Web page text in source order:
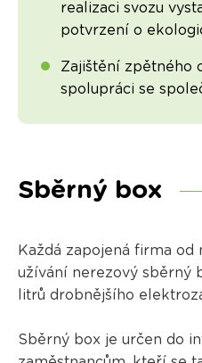
realizaci svozu
potvrzení o
Zajištění zpětného
spolupráci se
Sběrný box
Každá zapojená firma od
užívání nerezový sběrný
litrů drobnějšího
Sběrný box je určen do